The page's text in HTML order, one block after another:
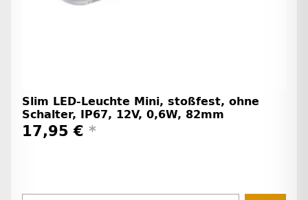
Slim LED-Leuchte Mini, stoßfest, ohne
Schalter, IP67, 12V, 0,6W, 82mm
17,95 € *